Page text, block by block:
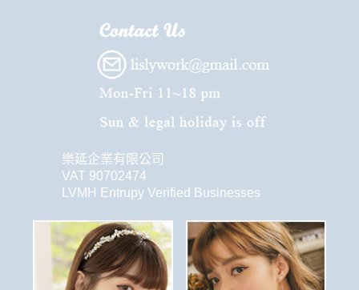
樂延企業有限公司
VAT 90702474
LVMH Entrupy Verified Businesses